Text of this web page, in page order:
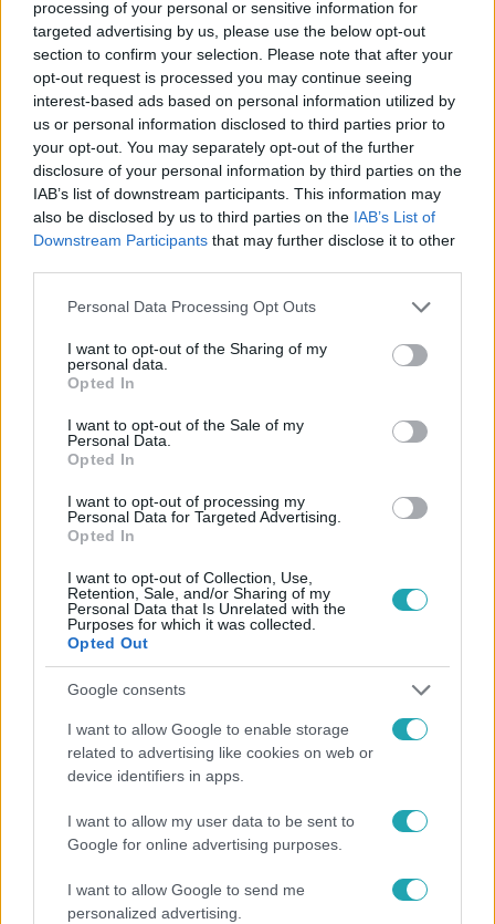
processing of your personal or sensitive information for
targeted advertising by us, please use the below opt-out
section to confirm your selection. Please note that after your
opt-out request is processed you may continue seeing
interest-based ads based on personal information utilized by
us or personal information disclosed to third parties prior to
your opt-out. You may separately opt-out of the further
disclosure of your personal information by third parties on the
IAB’s list of downstream participants. This information may
also be disclosed by us to third parties on the IAB’s List of
Downstream Participants that may further disclose it to other
Please note that this website/app uses one or more Google
not limited to your visit or usage behaviour. You may click to
grant or deny consent to Google and its third-party tags to
use your data for below specified purposes in below Google
consent section.
Personal Data Processing Opt Outs
I want to opt-out of the Sharing of my
personal data.
Opted In
I want to opt-out of the Sale of my
Personal Data.
Opted In
I want to opt-out of processing my
Personal Data for Targeted Advertising.
Opted In
I want to opt-out of Collection, Use,
Retention, Sale, and/or Sharing of my
Personal Data that Is Unrelated with the
Purposes for which it was collected.
Opted Out
Google consents
I want to allow Google to enable storage
related to advertising like cookies on web or
device identifiers in apps.
I want to allow my user data to be sent to
Google for online advertising purposes.
I want to allow Google to send me
personalized advertising.
Kövess minket, és értesülj a friss hírekről a
Facebookon is!
HÁZBEMUTATÓ #FESZÜLTSÉG #STÍLUS
Népszerű